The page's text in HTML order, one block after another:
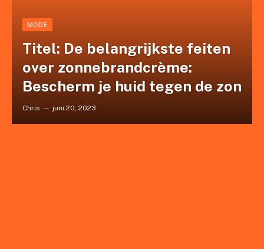
MODE
Titel: De belangrijkste feiten
over zonnebrandcrème:
Bescherm je huid tegen de zon
Chris juni 20, 2023